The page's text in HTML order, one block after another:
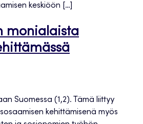
keskiöön […]
monialaista
Suomessa (1,2). Tämä liittyy
kehittämisenä myös